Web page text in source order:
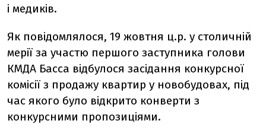
і медиків.
Як повідомлялося, 19 жовтня ц.р. у столичній
мерії за участю першого заступника голови
КМДА Басса відбулося засідання конкурсної
комісії з продажу квартир у новобудовах, під
час якого було відкрито конверти з
конкурсними пропозиціями.